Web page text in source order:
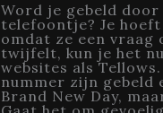
Word je gebeld
telefoontje? Je
omdat ze een vraag
twijfelt, kun je het
websites als
nummer zijn gebeld
Brand New Day,